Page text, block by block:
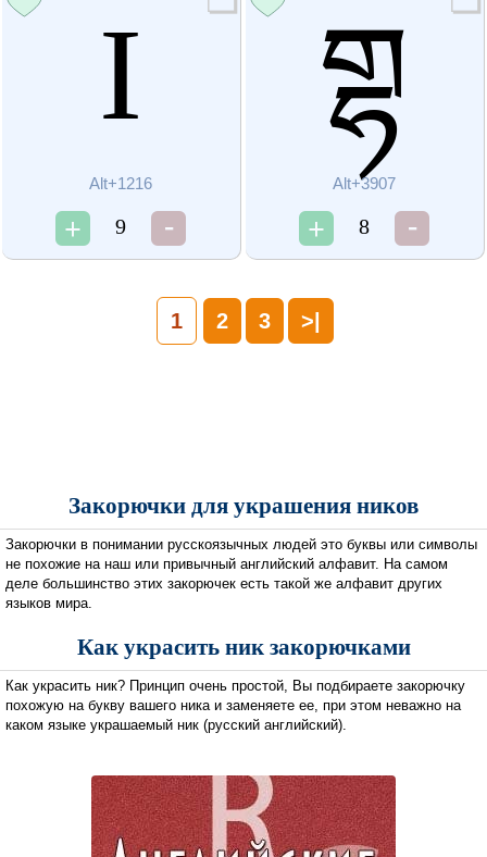
Ӏ
Alt+1216
9
གྷ
Alt+3907
8
1 2 3 >|
Закорючки для украшения ников
Закорючки в понимании русскоязычных людей это буквы или символы
не похожие на наш или привычный английский алфавит. На самом
деле большинство этих закорючек есть такой же алфавит других
языков мира.
Как украсить ник закорючками
Как украсить ник? Принцип очень простой, Вы подбираете закорючку
похожую на букву вашего ника и заменяете ее, при этом неважно на
каком языке украшаемый ник (русский английский).